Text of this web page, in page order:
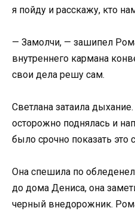
я пойду и расскажу, кто
— Замолчи, — зашипел
внутреннего кармана
свои дела решу сам.
Светлана затаила
осторожно поднялась и
было срочно показать это
Она спешила по
до дома Дениса, она
черный внедорожник.